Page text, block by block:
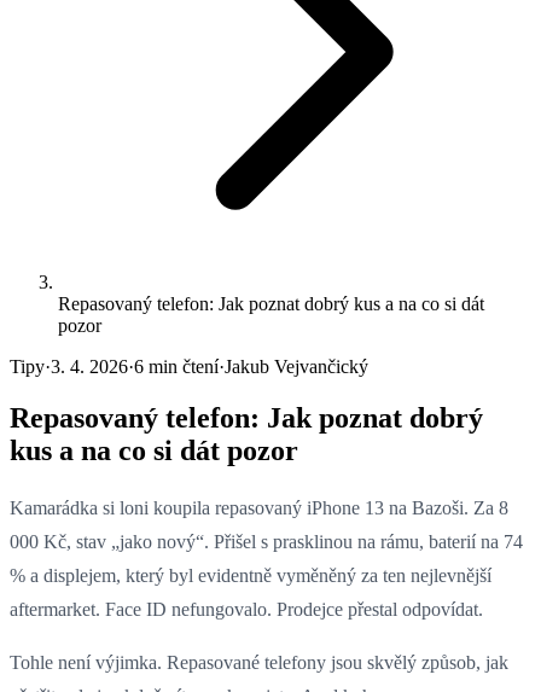
Repasovaný telefon: Jak poznat dobrý kus a na co si dát
pozor
Tipy·3. 4. 2026·6 min čtení·Jakub Vejvančický
Repasovaný telefon: Jak poznat dobrý
kus a na co si dát pozor
Kamarádka si loni koupila repasovaný iPhone 13 na Bazoši. Za 8
000 Kč, stav „jako nový“. Přišel s prasklinou na rámu, baterií na 74
% a displejem, který byl evidentně vyměněný za ten nejlevnější
aftermarket. Face ID nefungovalo. Prodejce přestal odpovídat.
Tohle není výjimka. Repasované telefony jsou skvělý způsob, jak